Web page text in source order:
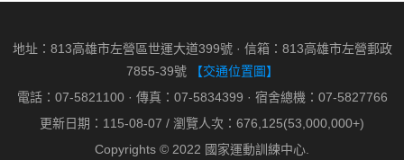
地址：813高雄市左營區世運大道399號 · 信箱：813高雄市左營郵政
7855-39號
【交通位置圖】
電話：07-5821100 · 傳真：07-5834399 · 宿舍總機：07-5827766
更新日期：115-08-07 / 瀏覽人次：676,125(53,000,000+)
Copyrights © 2022 國家運動訓練中心.